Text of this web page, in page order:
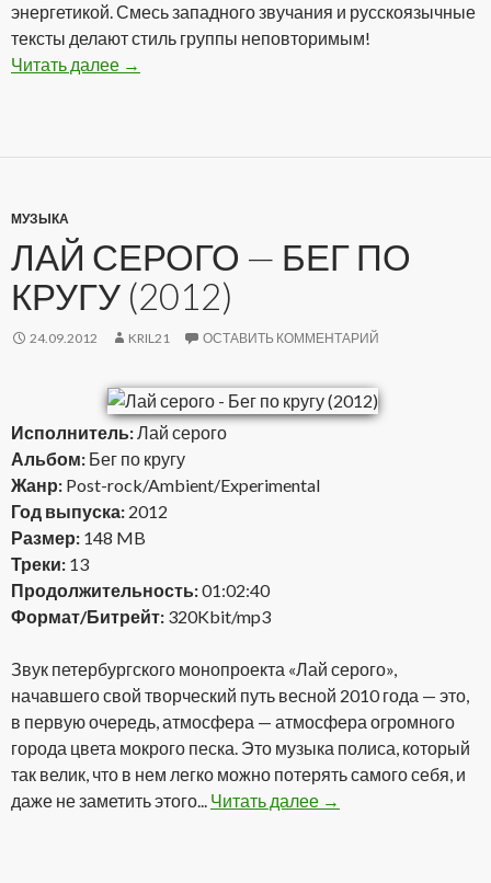
энергетикой. Смесь западного звучания и русскоязычные
тексты делают стиль группы неповторимым!
Читать далее SKY HIGH — Blow Job (2012)
→
МУЗЫКА
ЛАЙ СЕРОГО — БЕГ ПО
КРУГУ (2012)
24.09.2012 KRIL21 ОСТАВИТЬ КОММЕНТАРИЙ
Исполнитель:Лай серого
Альбом: Бег по кругу
Жанр: Post-rock/Ambient/Experimental
Год выпуска: 2012
Размер: 148 MB
Треки: 13
Продолжительность:01:02:40
Формат/Битрейт: 320Kbit/mp3
Звук петербургского монопроекта «Лай серого»,
начавшего свой творческий путь весной 2010 года — это,
в первую очередь, атмосфера — атмосфера огромного
города цвета мокрого песка. Это музыка полиса, который
так велик, что в нем легко можно потерять самого себя, и
даже не заметить этого... Читать далее Лай серого — Бег по
→